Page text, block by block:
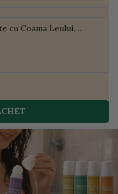
cu Coama Leului,
și Ghimbir, ECO, 300g